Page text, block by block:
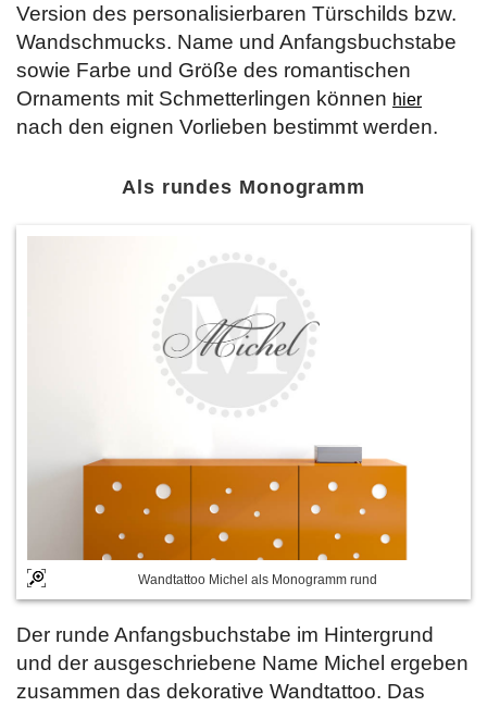
Version des personalisierbaren Türschilds bzw.
Wandschmucks. Name und Anfangsbuchstabe
sowie Farbe und Größe des romantischen
Ornaments mit Schmetterlingen können hier
nach den eignen Vorlieben bestimmt werden.
Als rundes Monogramm
Wandtattoo Michel als Monogramm rund
Der runde Anfangsbuchstabe im Hintergrund
und der ausgeschriebene Name Michel ergeben
zusammen das dekorative Wandtattoo. Das